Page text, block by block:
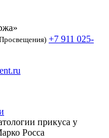
+7 911 025-
прикуса у
Росса